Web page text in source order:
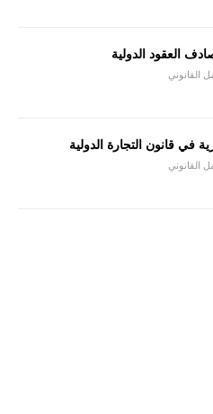
العقود الدولية
القانوني
في قانون التجارة الدولية
القانوني